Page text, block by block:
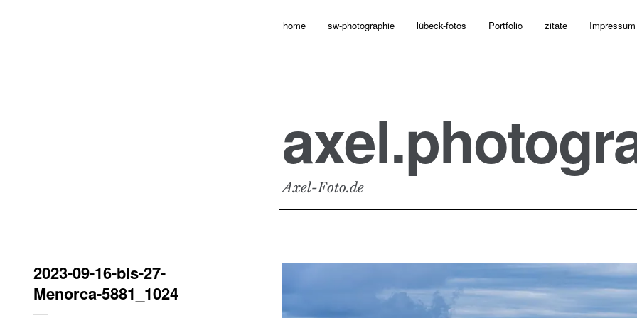
home sw-photographie lübeck-fotos Portfolio zitate Impressum
Axel-Foto.de
2023-09-16-bis-27-
Menorca-5881_1024